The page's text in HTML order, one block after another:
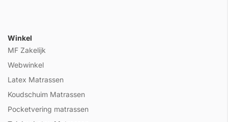
Winkel
MF Zakelijk
Webwinkel
Latex Matrassen
Koudschuim Matrassen
Pocketvering matrassen